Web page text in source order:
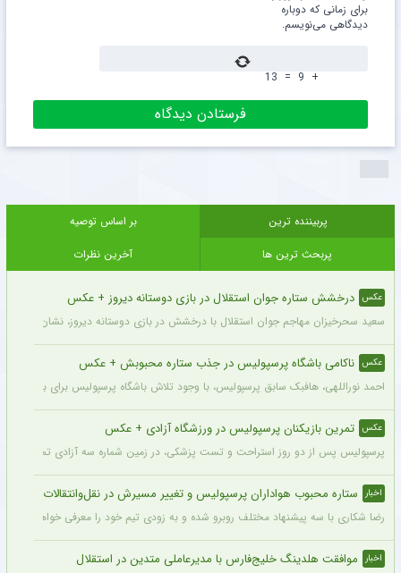
برای زمانی که دوباره
دیدگاهی می‌نویسم.
+
9
=
13
پربیننده ترین
بر اساس توصیه
پربحث ترین ها
آخرین نظرات
عکس درخشش ستاره جوان استقلال در بازی دوستانه دیروز + عکس
سعید سحرخیزان مهاجم جوان استقلال با درخشش در بازی دوستانه دیروز، نشان داد
عکس ناکامی باشگاه پرسپولیس در جذب ستاره محبوبش + عکس
احمد نوراللهی، هافبک سابق پرسپولیس، با وجود تلاش باشگاه پرسپولیس برای بازگشت
عکس تمرین بازیکنان پرسپولیس در ورزشگاه آزادی + عکس
پرسپولیس پس از دو روز استراحت و تست پزشکی، در زمین شماره سه آزادی تمرین کرد.
اخبار ستاره محبوب هواداران پرسپولیس و تغییر مسیرش در نقل‌وانتقالات
رضا شکاری با سه پیشنهاد مختلف روبرو شده و به زودی تیم خود را معرفی خواهد کرد.
اخبار موافقت هلدینگ خلیج‌فارس با مدیرعاملی متدین در استقلال